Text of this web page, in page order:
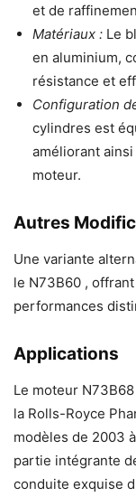
et de
Matériaux : Le
en aluminium,
résistance et
Configuration
cylindres est
améliorant
moteur.
Autres
Une variante
le N73B60 ,
performances
Applications
Le moteur
la Rolls-Royce
modèles de 2003
partie intégrante
conduite exquise